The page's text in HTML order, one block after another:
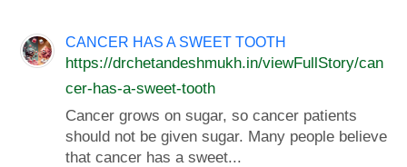
CANCER HAS A SWEET TOOTH
https://drchetandeshmukh.in/viewFullStory/can
cer-has-a-sweet-tooth
Cancer grows on sugar, so cancer patients
should not be given sugar. Many people believe
that cancer has a sweet...